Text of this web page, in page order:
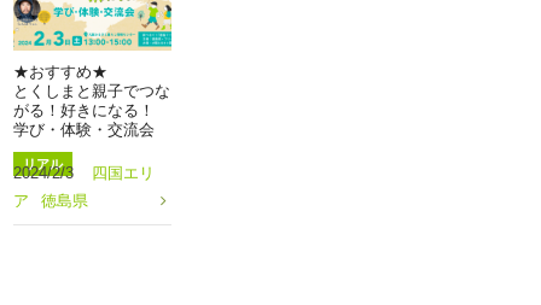
★おすすめ★
とくしまと親子でつな
がる！好きになる！
学び・体験・交流会
リアル
2024/2/3
四国エリ
ア
徳島県